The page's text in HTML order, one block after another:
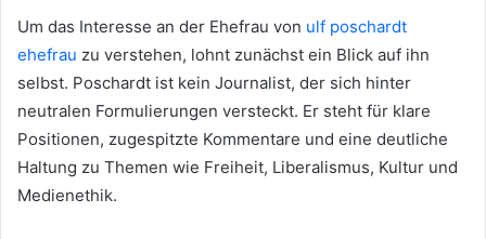
Um das Interesse an der Ehefrau von ulf poschardt
ehefrau zu verstehen, lohnt zunächst ein Blick auf ihn
selbst. Poschardt ist kein Journalist, der sich hinter
neutralen Formulierungen versteckt. Er steht für klare
Positionen, zugespitzte Kommentare und eine deutliche
Haltung zu Themen wie Freiheit, Liberalismus, Kultur und
Medienethik.